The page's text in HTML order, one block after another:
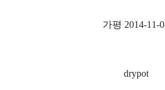
가평 2014-11-
drypot